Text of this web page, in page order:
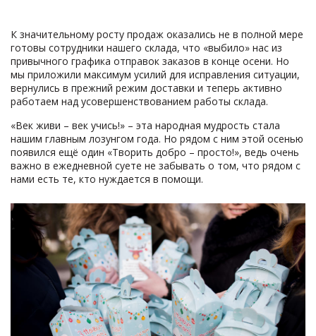
К значительному росту продаж оказались не в полной мере
готовы сотрудники нашего склада, что «выбило» нас из
привычного графика отправок заказов в конце осени. Но
мы приложили максимум усилий для исправления ситуации,
вернулись в прежний режим доставки и теперь активно
работаем над усовершенствованием работы склада.
«Век живи – век учись!» – эта народная мудрость стала
нашим главным лозунгом года. Но рядом с ним этой осенью
появился ещё один «Творить добро – просто!», ведь очень
важно в ежедневной суете не забывать о том, что рядом с
нами есть те, кто нуждается в помощи.